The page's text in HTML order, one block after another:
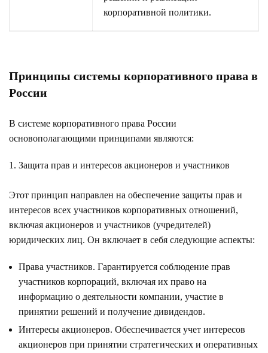
корпоративной политики.
Принципы системы корпоративного права в
России
В системе корпоративного права России
основополагающими принципами являются:
Защита прав и интересов акционеров и участников
Этот принцип направлен на обеспечение защиты прав и
интересов всех участников корпоративных отношений,
включая акционеров и участников (учредителей)
юридических лиц. Он включает в себя следующие аспекты:
Права участников. Гарантируется соблюдение прав
участников корпораций, включая их право на
информацию о деятельности компании, участие в
принятии решений и получение дивидендов.
Интересы акционеров. Обеспечивается учет интересов
акционеров при принятии стратегических и оперативных